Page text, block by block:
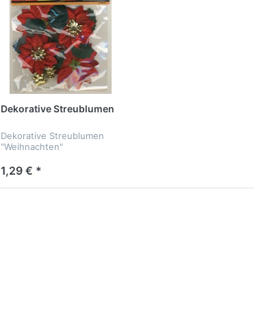
Dekorative Streublumen
Dekorative Streublumen
"Weihnachten"
1,29 € *